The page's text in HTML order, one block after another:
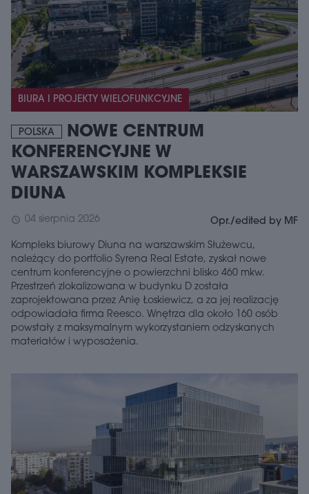
BIURA I PROJEKTY WIELOFUNKCYJNE
POLSKA
NOWE CENTRUM
KONFERENCYJNE W
WARSZAWSKIM KOMPLEKSIE
DIUNA
schedule 04 sierpnia 2026 Opr./edited by MF
Kompleks biurowy Diuna na warszawskim Służewcu,
należący do portfolio Syrena Real Estate, zyskał nowe
centrum konferencyjne o powierzchni blisko 460 mkw.
Przestrzeń zlokalizowana w budynku D została
zaprojektowana przez Anię Łoskiewicz, a za jej realizację
odpowiadała firma Reesco. Wnętrza dla około 160 osób
powstały z maksymalnym wykorzystaniem odzyskanych
materiałów i wyposażenia.